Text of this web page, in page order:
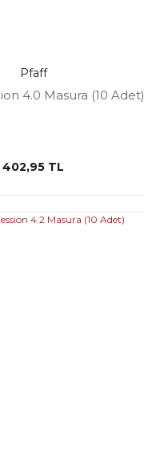
Pfaff
4.0 Masura (10 Adet)
402,95 TL